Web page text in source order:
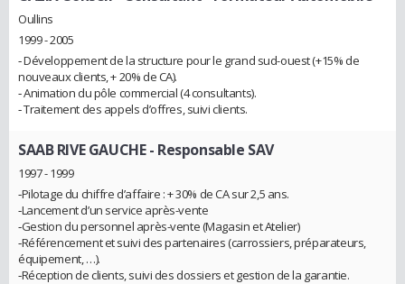
Oullins
1999 - 2005
‐ Développement de la structure pour le grand sud-ouest (+15% de
nouveaux clients, + 20% de CA).
‐ Animation du pôle commercial (4 consultants).
‐ Traitement des appels d’offres, suivi clients.
SAAB RIVE GAUCHE- Responsable SAV
1997 - 1999
‐Pilotage du chiffre d’affaire : + 30% de CA sur 2,5 ans.
‐Lancement d’un service après-vente
‐Gestion du personnel après-vente (Magasin et Atelier)
‐Référencement et suivi des partenaires (carrossiers, préparateurs,
équipement, …).
‐Réception de clients, suivi des dossiers et gestion de la garantie.